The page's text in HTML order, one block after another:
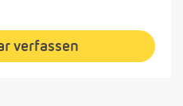
verfassen